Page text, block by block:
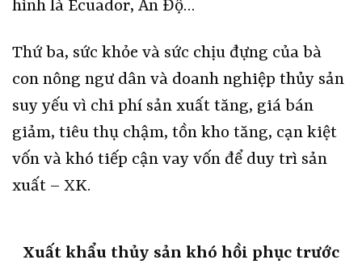
hình là Ecuador, Ấn Độ…
Thứ ba, sức khỏe và sức chịu đựng của bà
con nông ngư dân và doanh nghiệp thủy sản
suy yếu vì chi phí sản xuất tăng, giá bán
giảm, tiêu thụ chậm, tồn kho tăng, cạn kiệt
vốn và khó tiếp cận vay vốn để duy trì sản
xuất – XK.
Xuất khẩu thủy sản khó hồi phục trước